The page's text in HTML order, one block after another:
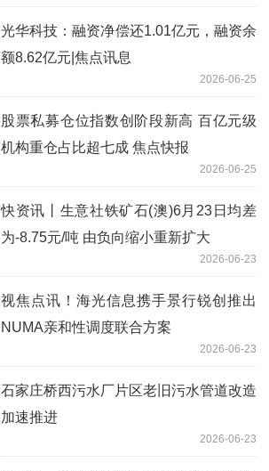
光华科技：融资净偿还1.01亿元，融资余
额8.62亿元|焦点讯息
2026-06-25
股票私募仓位指数创阶段新高 百亿元级
机构重仓占比超七成 焦点快报
2026-06-25
快资讯丨生意社铁矿石(澳)6月23日均差
为-8.75元/吨 由负向缩小重新扩大
2026-06-23
视焦点讯！海光信息携手景行锐创推出
NUMA亲和性调度联合方案
2026-06-23
石家庄桥西污水厂片区老旧污水管道改造
加速推进
2026-06-23